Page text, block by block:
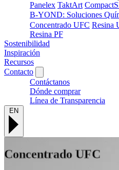
Panelex TaktArt
B-YOND: Soluciones
Concentrado UFC Resina
Resina PF
Sostenibilidad
Inspiración
Recursos
Contacto
Contáctanos
Dónde comprar
Línea de Transparencia
EN
Concentrado UFC